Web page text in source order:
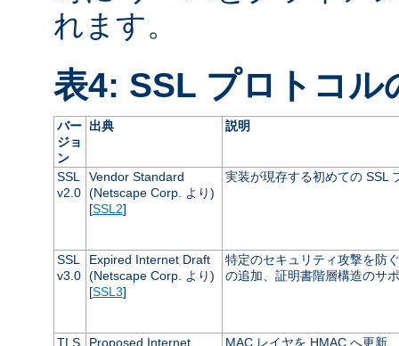
れます。
表4: SSL プロトコル
バー
ジョ
ン
出典 説明
SSL
v2.0
Vendor Standard
(Netscape Corp. より)
[SSL2]
実装が現存する初めての SSL
SSL
v3.0
Expired Internet Draft
(Netscape Corp. より)
[SSL3]
特定のセキュリティ攻撃を防
の追加、証明書階層構造のサ
TLS Proposed Internet MAC レイヤを HMAC へ更新